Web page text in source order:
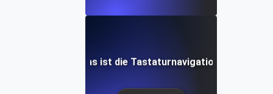
Was ist die Tastaturnavigation?